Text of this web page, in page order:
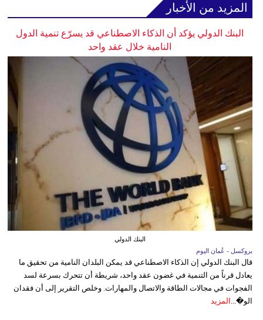
المزيد من الأخبار
البنك الدولي يؤكد أن الذكاء الاصطناعي قد يسرّع تنمية الدول
النامية خلال عقد واحد
البنك الدولي
بروكسل - عُمان اليوم
قال البنك الدولي إن الذكاء الاصطناعي قد يمكن البلدان النامية من تحقيق ما
يعادل قرناً من التنمية في غضون عقد واحد، شريطة أن تتحرك بسرعة لسد
الفجوات في مجالات الطاقة والاتصال والمهارات. وخلص التقرير إلى أن فقدان
الو�... المزيد